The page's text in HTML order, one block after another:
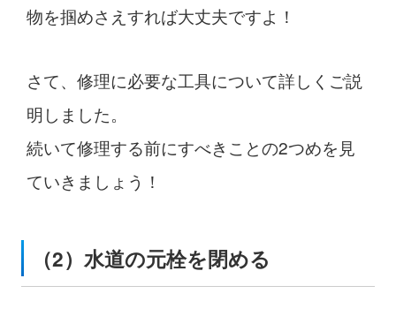
物を掴めさえすれば大丈夫ですよ！
さて、修理に必要な工具について詳しくご説
明しました。
続いて修理する前にすべきことの2つめを見
ていきましょう！
（2）水道の元栓を閉める